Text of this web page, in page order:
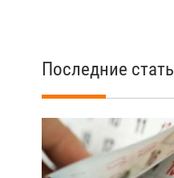
Последние